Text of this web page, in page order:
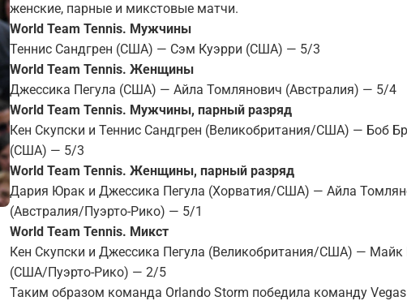
женские, парные и микстовые матчи.
World Team Tennis . Мужчины
Теннис Сандгрен (США) — Сэм Куэрри (США) — 5/3
World Team Tennis . Женщины
Джессика Пегула (США) — Айла Томлянович (Австралия) — 5/4
World Team Tennis . Мужчины, парный разряд
Кен Скупски и Теннис Сандгрен (Великобритания/США) — Боб
(США) — 5/3
World Team Tennis . Женщины, парный разряд
Дария Юрак и Джессика Пегула (Хорватия/США) — Айла
(Австралия/Пуэрто-Рико) — 5/1
World Team Tennis . Микст
Кен Скупски и Джессика Пегула (Великобритания/США) —
(США/Пуэрто-Рико) — 2/5
Таким образом команда Orlando Storm победила команду Vegas